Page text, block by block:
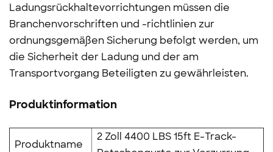
Ladungsrückhaltevorrichtungen müssen die
Branchenvorschriften und -richtlinien zur
ordnungsgemäßen Sicherung befolgt werden, um
die Sicherheit der Ladung und der am
Transportvorgang Beteiligten zu gewährleisten.
Produktinformation
Produktname
2 Zoll 4400 LBS 15ft E-Track-